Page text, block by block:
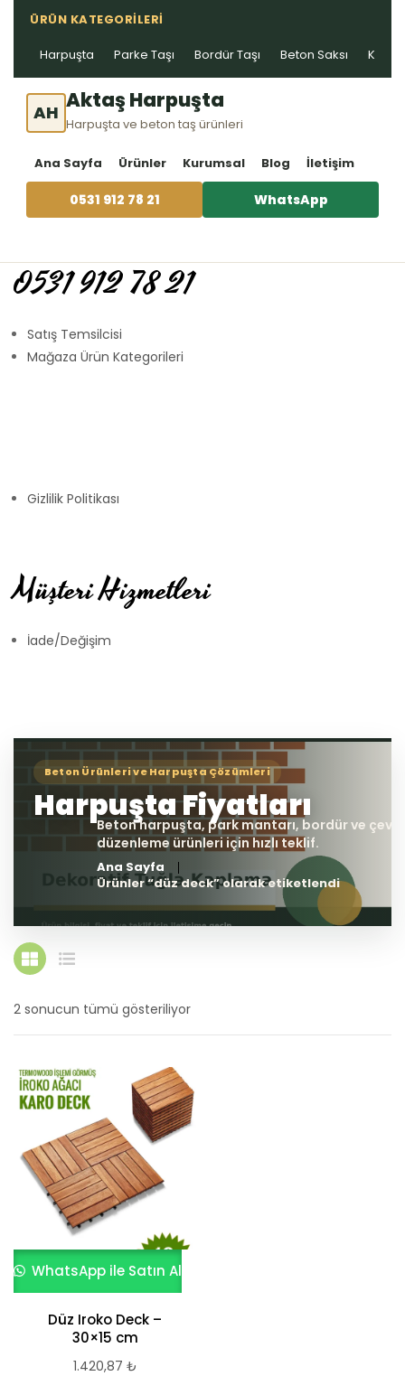
ÜRÜN KATEGORILERI
Harpuşta Parke Taşı Bordür Taşı Beton Saksı Kablo
AH Aktaş Harpuşta
Harpuşta ve beton taş ürünleri
Ana Sayfa Ürünler Kurumsal Blog İletişim
0531 912 78 21 WhatsApp
0531 912 78 21
Satış Temsilcisi
Mağaza Ürün Kategorileri
Gizlilik Politikası
Müşteri Hizmetleri
İade/Değişim
Ana Sayfa
Ürünler “düz deck” olarak etiketlendi
2 sonucun tümü gösteriliyor
sıralandı
WhatsApp ile Satın Al
Düz Iroko Deck –
30×15 cm
1.420,87 ₺